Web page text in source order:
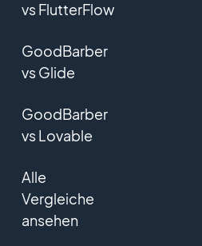
vs FlutterFlow
GoodBarber
vs Glide
GoodBarber
vs Lovable
Alle
Vergleiche
ansehen